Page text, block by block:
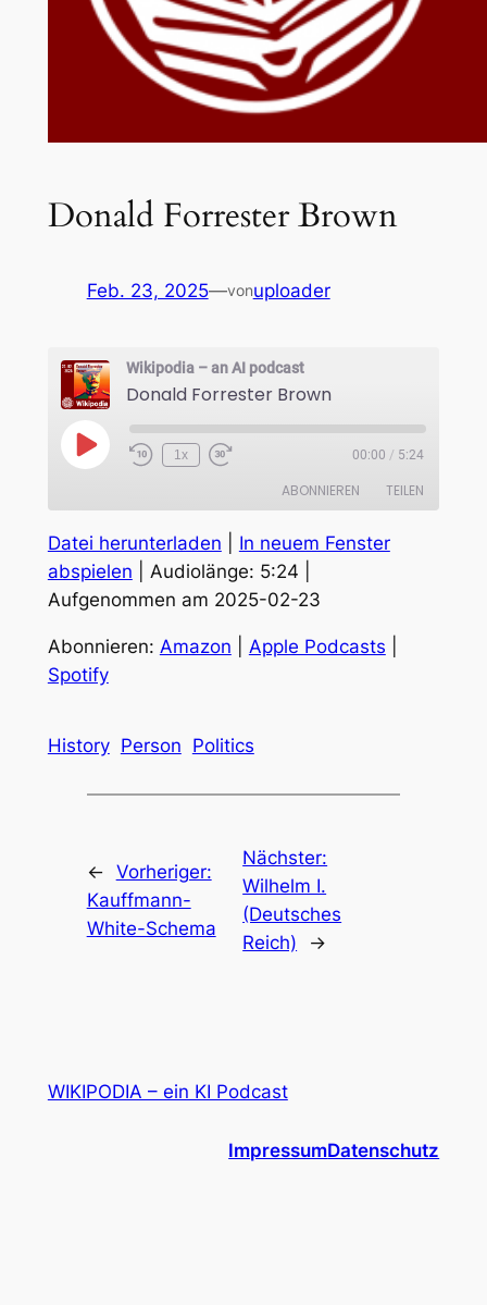
Donald Forrester Brown
Feb. 23, 2025—vonuploader
Wikipodia – an AI podcast
Donald Forrester Brown
Play
Episode
1x 00:00 / 5:24
ABONNIEREN TEILEN
Amazon Apple Podcasts
TEILEN
LINK
EMBED
Datei herunterladen
In neuem Fenster
abspielen
Audiolänge: 5:24
Aufgenommen am 2025-02-23
Abonnieren: Amazon Apple Podcasts
Spotify
History Person Politics
← Vorheriger:
Kauffmann-
White-Schema
Nächster:
Wilhelm I.
(Deutsches
Reich)
→
WIKIPODIA – ein KI Podcast
ImpressumDatenschutz